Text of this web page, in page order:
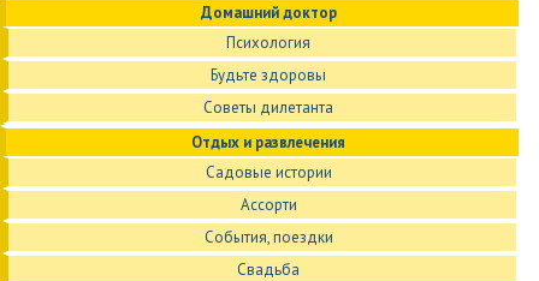
Домашний доктор
Психология
Будьте здоровы
Советы дилетанта
Отдых и развлечения
Садовые истории
Ассорти
События, поездки
Свадьба